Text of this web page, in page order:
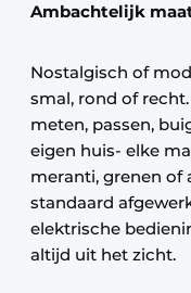
Ambachtelijk
Nostalgisch of
smal, rond of
meten, passen,
eigen huis- elke
meranti, grenen of
standaard
elektrische
altijd uit het zicht.